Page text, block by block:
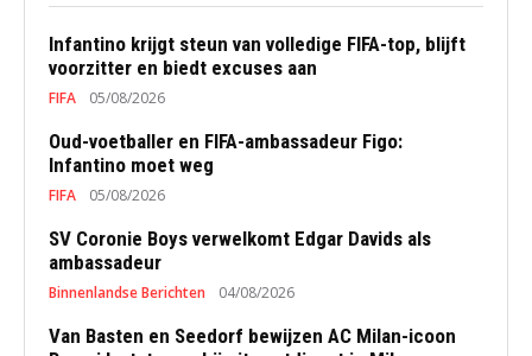
Infantino krijgt steun van volledige FIFA-top, blijft
voorzitter en biedt excuses aan
FIFA 05/08/2026
Oud-voetballer en FIFA-ambassadeur Figo:
Infantino moet weg
FIFA 05/08/2026
SV Coronie Boys verwelkomt Edgar Davids als
ambassadeur
Binnenlandse Berichten 04/08/2026
Van Basten en Seedorf bewijzen AC Milan-icoon